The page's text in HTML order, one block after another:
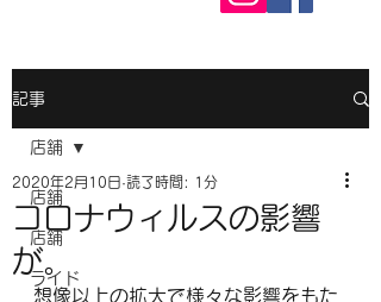
記事
店舗
店舗
ライド
店舗
コロナウィルスの影響
が。
2020年2月10日 読了時間: 1分
想像以上の拡大で様々な影響をもた